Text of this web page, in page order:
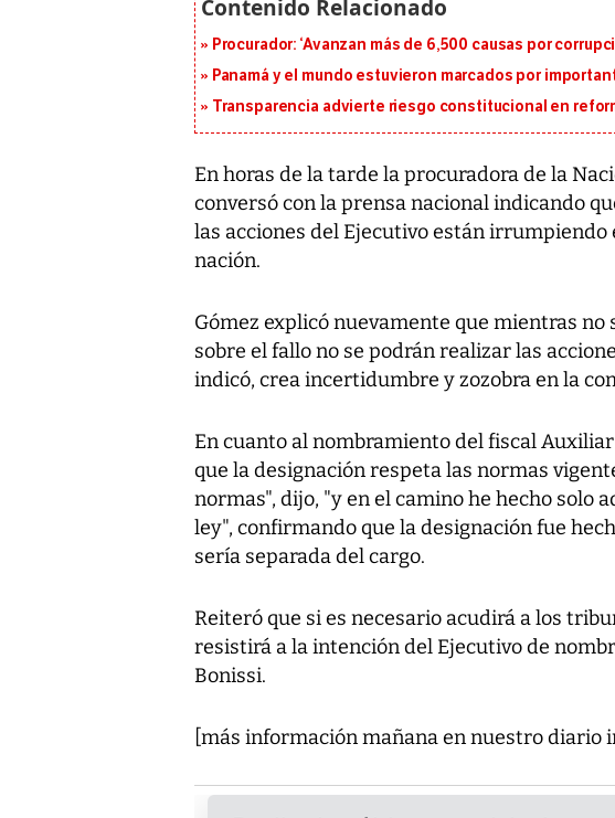
Procurador: ‘Avanzan más de 6,500 causas por
Panamá y el mundo estuvieron marcados por
Transparencia advierte riesgo constitucional en
En horas de la tarde la procuradora de la
conversó con la prensa nacional indicando
las acciones del Ejecutivo están
nación.
Gómez explicó nuevamente que mientras
sobre el fallo no se podrán realizar las
indicó, crea incertidumbre y zozobra en la
En cuanto al nombramiento del fiscal
que la designación respeta las normas
normas", dijo, "y en el camino he hecho solo
ley", confirmando que la designación fue
sería separada del cargo.
Reiteró que si es necesario acudirá a los
resistirá a la intención del Ejecutivo de
Bonissi.
[más información mañana en nuestro diario